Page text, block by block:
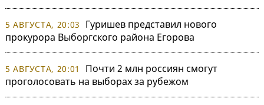
5 АВГУСТА, 20:03
Гуришев представил нового
прокурора Выборгского района Егорова
5 АВГУСТА, 20:01
Почти 2 млн россиян смогут
проголосовать на выборах за рубежом